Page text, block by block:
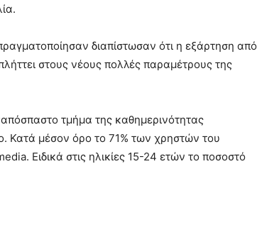
διαπίστωσαν ότι η εξάρτηση από
στους νέους πολλές παραμέτρους της
τμήμα της καθημερινότητας
Κατά μέσον όρο το 71% των χρηστών του
Ειδικά στις ηλικίες 15-24 ετών το ποσοστό